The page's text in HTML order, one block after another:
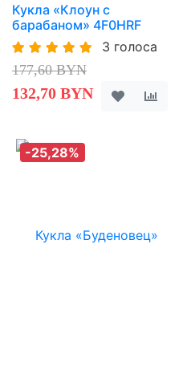
Кукла «Клоун с
барабаном» 4F0HRF
3 голоса
177,60 BYN
132,70 BYN
-25,28%